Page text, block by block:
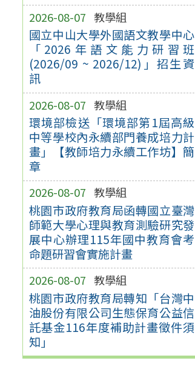
2026-08-07 教學組
國立中山大學外國語文教學中心
「2026年語文能力研習班
(2026/09 ~ 2026/12)」招生資
訊
2026-08-07 教學組
環境部檢送「環境部第1屆高級
中等學校內永續部門養成培力計
畫」【教師培力永續工作坊】簡
章
2026-08-07 教學組
桃園市政府教育局函轉國立臺灣
師範大學心理與教育測驗研究發
展中心辦理115年國中教育會考
命題研習會實施計畫
2026-08-07 教學組
桃園市政府教育局轉知「台灣中
油股份有限公司生態保育公益信
託基金116年度補助計畫徵件須
知」